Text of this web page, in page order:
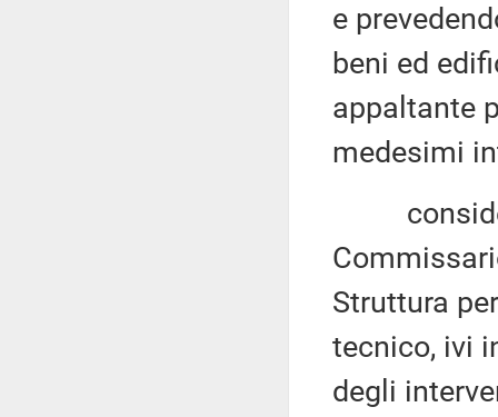
e
beni ed
appaltante
medesimi
Struttura
tecnico, ivi
degli